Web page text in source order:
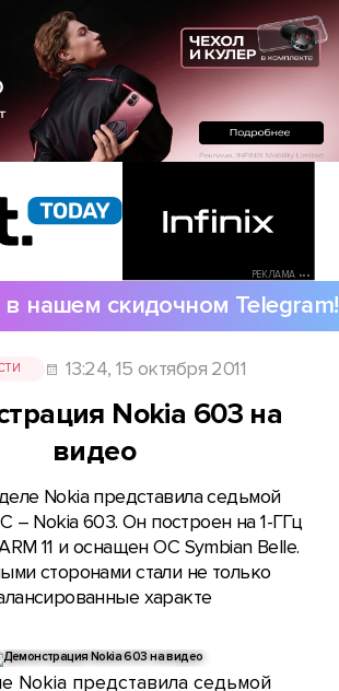
РЕКЛАМА •••
нашем скидочном Telegram!
13:24, 15 октября 2011
Nokia 603 на
видео
Nokia представила седьмой
– Nokia 603. Он построен на 1-ГГц
11 и оснащен ОС Symbian Belle.
сторонами стали не только
характе
Nokia представила седьмой